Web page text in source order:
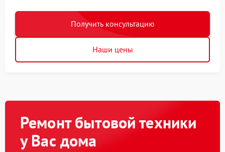
Получить консультацию
Наши цены
Ремонт бытовой техники
у Вас дома